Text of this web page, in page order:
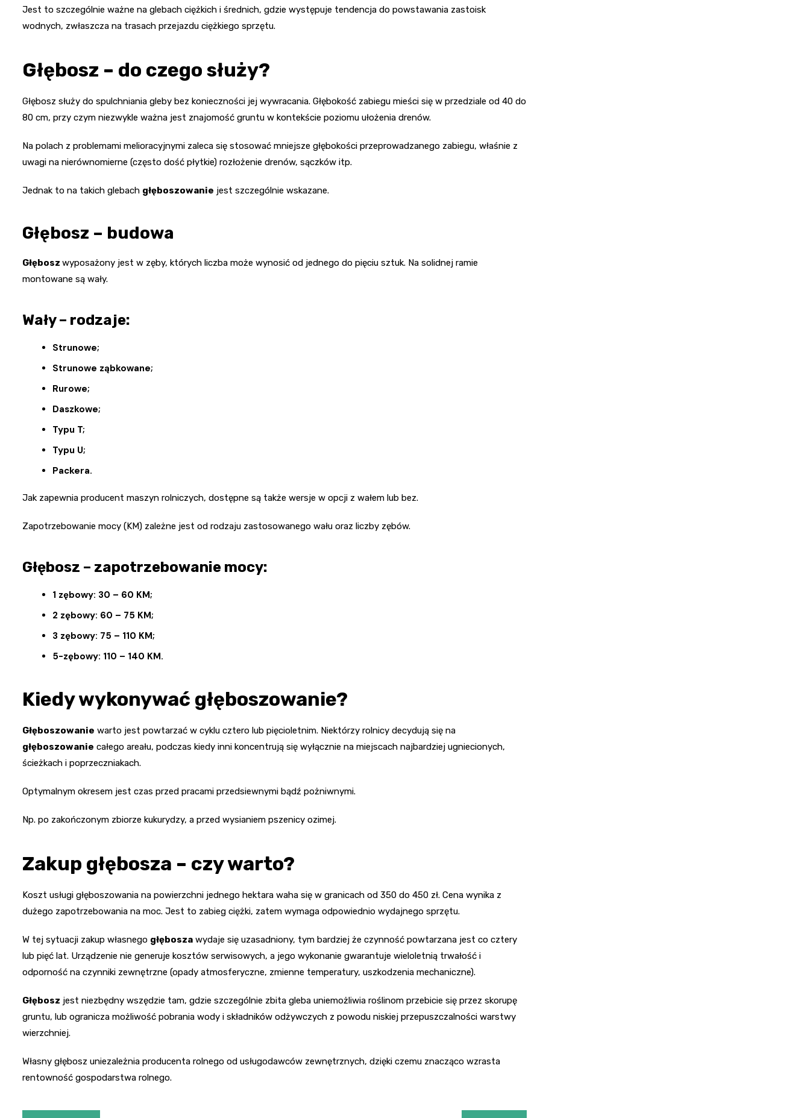
Jest to szczególnie ważne na glebach ciężkich i średnich, gdzie występuje tendencja do powstawania zastoisk
wodnych, zwłaszcza na trasach przejazdu ciężkiego sprzętu.
Głębosz – do czego służy?
Głębosz służy do spulchniania gleby bez konieczności jej wywracania. Głębokość zabiegu mieści się w przedziale od 40 do
80 cm, przy czym niezwykle ważna jest znajomość gruntu w kontekście poziomu ułożenia drenów.
Na polach z problemami melioracyjnymi zaleca się stosować mniejsze głębokości przeprowadzanego zabiegu, właśnie z
uwagi na nierównomierne (często dość płytkie) rozłożenie drenów, sączków itp.
Jednak to na takich glebach głęboszowanie jest szczególnie wskazane.
Głębosz – budowa
Głębosz wyposażony jest w zęby, których liczba może wynosić od jednego do pięciu sztuk. Na solidnej ramie
montowane są wały.
Wały – rodzaje:
Strunowe;
Strunowe ząbkowane;
Rurowe;
Daszkowe;
Typu T;
Typu U;
Packera.
Jak zapewnia producent maszyn rolniczych, dostępne są także wersje w opcji z wałem lub bez.
Zapotrzebowanie mocy (KM) zależne jest od rodzaju zastosowanego wału oraz liczby zębów.
Głębosz – zapotrzebowanie mocy:
1 zębowy: 30 – 60 KM;
2 zębowy: 60 – 75 KM;
3 zębowy: 75 – 110 KM;
5-zębowy: 110 – 140 KM.
Kiedy wykonywać głęboszowanie?
Głęboszowanie warto jest powtarzać w cyklu cztero lub pięcioletnim. Niektórzy rolnicy decydują się na
głęboszowanie całego areału, podczas kiedy inni koncentrują się wyłącznie na miejscach najbardziej ugniecionych,
ścieżkach i poprzeczniakach.
Optymalnym okresem jest czas przed pracami przedsiewnymi bądź pożniwnymi.
Np. po zakończonym zbiorze kukurydzy, a przed wysianiem pszenicy ozimej.
Zakup głębosza – czy warto?
Koszt usługi głęboszowania na powierzchni jednego hektara waha się w granicach od 350 do 450 zł. Cena wynika z
dużego zapotrzebowania na moc. Jest to zabieg ciężki, zatem wymaga odpowiednio wydajnego sprzętu.
W tej sytuacji zakup własnego głębosza wydaje się uzasadniony, tym bardziej że czynność powtarzana jest co cztery
lub pięć lat. Urządzenie nie generuje kosztów serwisowych, a jego wykonanie gwarantuje wieloletnią trwałość i
odporność na czynniki zewnętrzne (opady atmosferyczne, zmienne temperatury, uszkodzenia mechaniczne).
Głębosz jest niezbędny wszędzie tam, gdzie szczególnie zbita gleba uniemożliwia roślinom przebicie się przez skorupę
gruntu, lub ogranicza możliwość pobrania wody i składników odżywczych z powodu niskiej przepuszczalności warstwy
wierzchniej.
Własny głębosz uniezależnia producenta rolnego od usługodawców zewnętrznych, dzięki czemu znacząco wzrasta
rentowność gospodarstwa rolnego.